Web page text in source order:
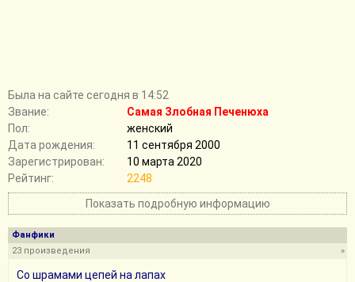
Былa на сайте сегодня в 14:52
Звание:
Самая Злобная Печенюха
Пол:
женский
Дата рождения:
11 сентября 2000
Зарегистрирован:
10 марта 2020
Рейтинг:
2248
Показать подробную информацию
Фанфики
23 произведения
»
Со шрамами цепей на лапах